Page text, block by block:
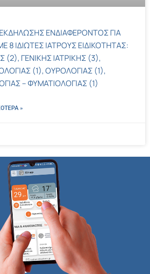
ΕΝΔΙΑΦΕΡΟΝΤΟΣ ΓΙΑ
8 ΙΔΙΩΤΕΣ ΙΑΤΡΟΥΣ ΕΙΔΙΚΟΤΗΤΑΣ:
(2), ΓΕΝΙΚΗΣ ΙΑΤΡΙΚΗΣ (3),
(1), ΟΥΡΟΛΟΓΙΑΣ (1),
– ΦΥΜΑΤΙΟΛΟΓΙΑΣ (1)
»